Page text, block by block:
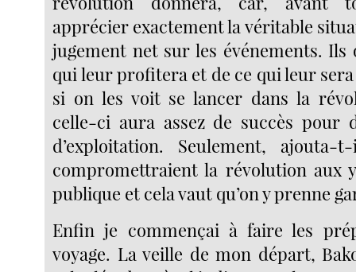
apprécier exactement la véritable
jugement net sur les événements.
qui leur profitera et de ce qui leur
si on les voit se lancer dans la
celle-ci aura assez de succès pour
d’exploitation. Seulement, ajouta-
compromettraient la révolution aux
publique et cela vaut qu’on y prenne
Enfin je commençai à faire les
voyage. La veille de mon départ,